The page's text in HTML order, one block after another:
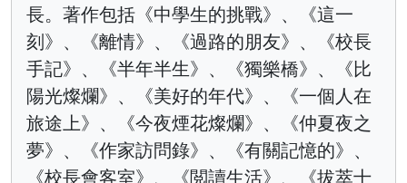
長。著作包括《中學生的挑戰》、《這一
刻》、《離情》、《過路的朋友》、《校長
手記》、《半年半生》、《獨樂橋》、《比
陽光燦爛》、《美好的年代》、《一個人在
旅途上》、《今夜煙花燦爛》、《仲夏夜之
夢》、《作家訪問錄》、《有關記憶的》、
《校長會客室》、《閲讀生活》、《拔萃十